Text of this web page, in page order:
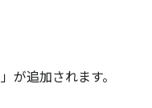
が追加されます。